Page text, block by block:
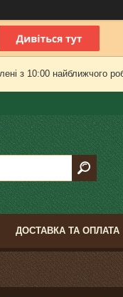
з 10:00 найближчого
ДОСТАВКА ТА ОПЛАТА